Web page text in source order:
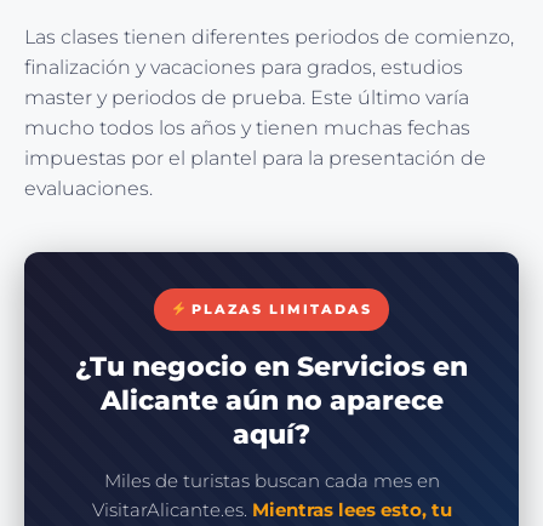
Las clases tienen diferentes periodos de comienzo,
finalización y vacaciones para grados, estudios
master y periodos de prueba. Este último varía
mucho todos los años y tienen muchas fechas
impuestas por el plantel para la presentación de
evaluaciones.
PLAZAS LIMITADAS
¿Tu negocio en Servicios en
Alicante aún no aparece
aquí?
Miles de turistas buscan cada mes en
VisitarAlicante.es. Mientras lees esto, tu